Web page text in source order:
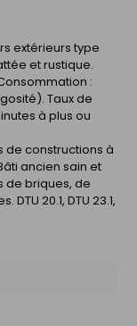
extérieurs type
et rustique.
:
Taux de
à plus ou
de constructions à
ancien sain et
de briques, de
20.1, DTU 23.1,